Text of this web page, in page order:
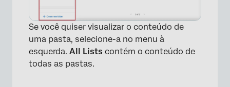
Se você quiser visualizar o conteúdo de
uma pasta, selecione-a no menu à
esquerda. All Lists contém o conteúdo de
todas as pastas.